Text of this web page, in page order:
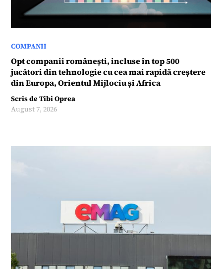
COMPANII
Opt companii românești, incluse în top 500
jucători din tehnologie cu cea mai rapidă creștere
din Europa, Orientul Mijlociu și Africa
Scris deTibi Oprea
August 7, 2026